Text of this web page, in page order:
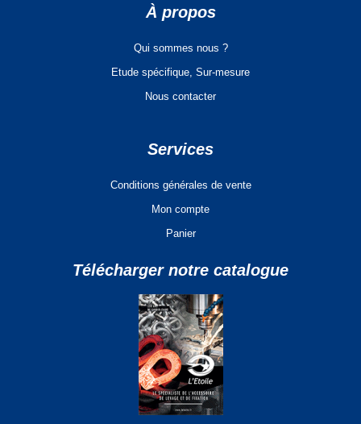
À propos
Qui sommes nous ?
Etude spécifique, Sur-mesure
Nous contacter
Services
Conditions générales de vente
Mon compte
Panier
Télécharger notre catalogue